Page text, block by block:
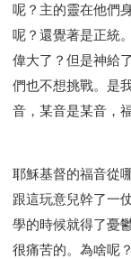
呢？主的靈在他們
呢？還覺著是正統
偉大了？但是神給
們也不想挑戰。是
音，某音是某音，
耶穌基督的福音從
跟這玩意兒幹了一
學的時候就得了憂
很痛苦的。為啥呢